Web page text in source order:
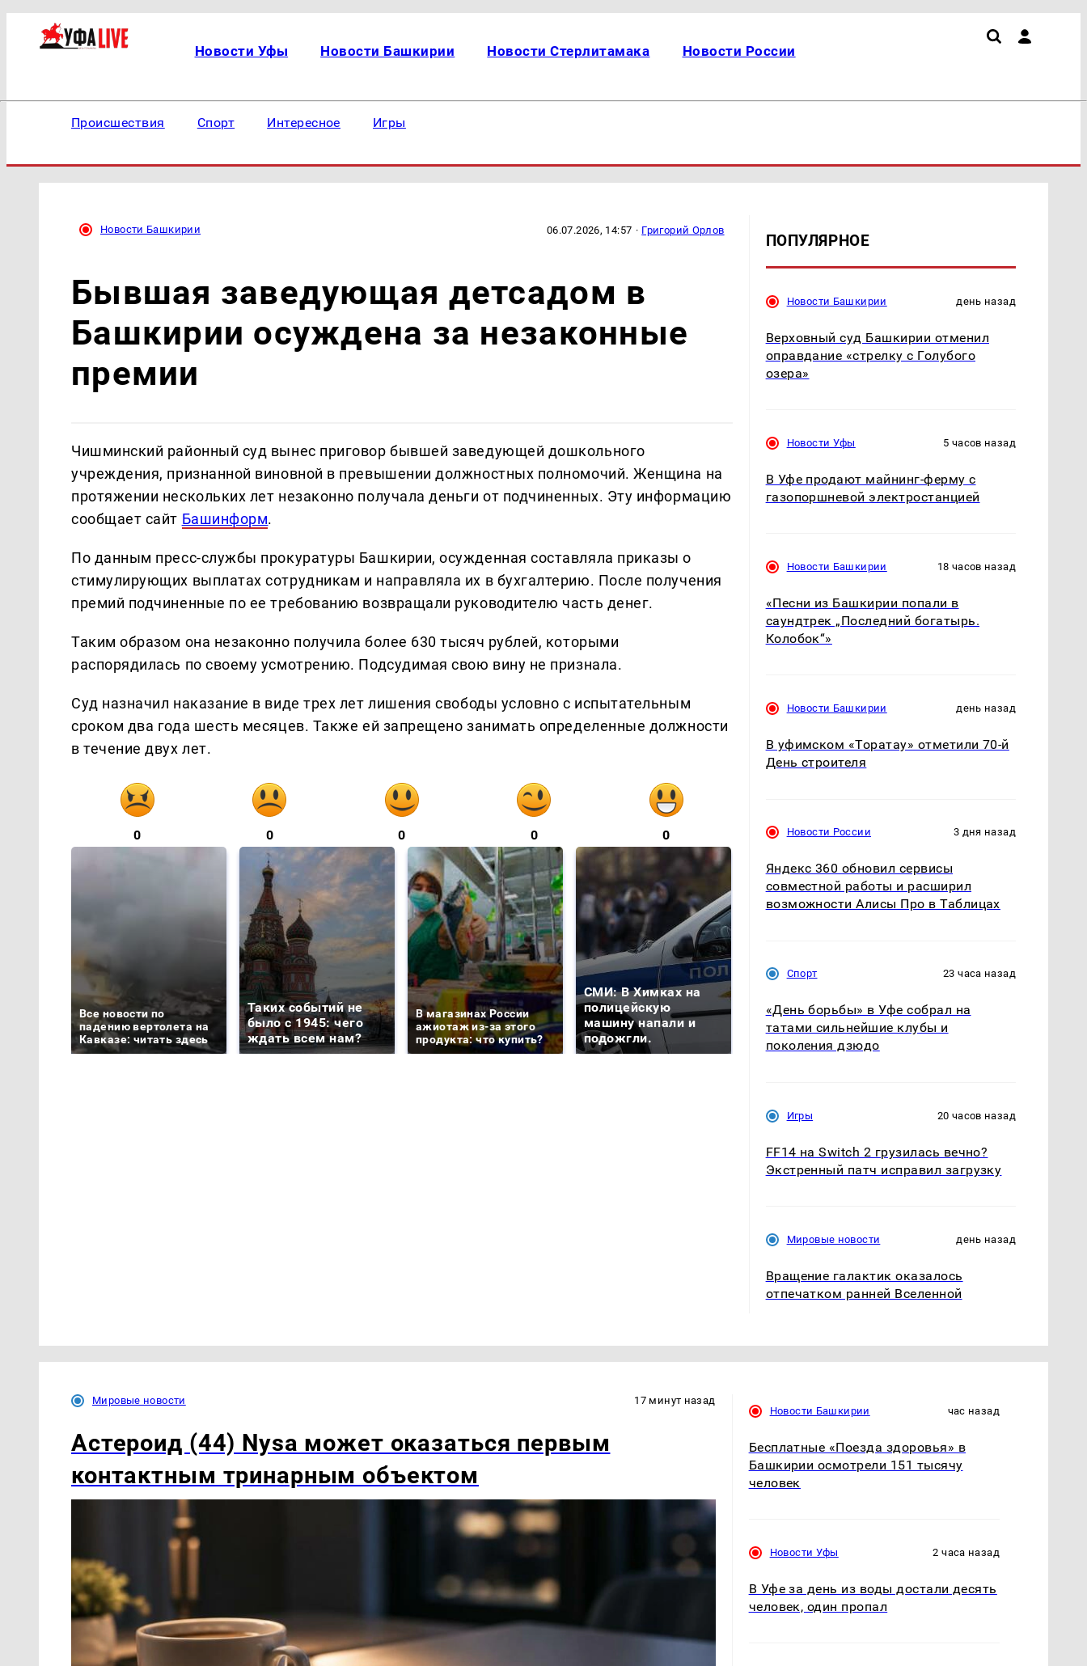
Новости Уфы Новости Башкирии Новости Стерлитамака Новости России
Происшествия Спорт Интересное Игры
Новости Башкирии 06.07.2026, 14:57 · Григорий Орлов
Бывшая заведующая детсадом в
Башкирии осуждена за незаконные
премии
Чишминский районный суд вынес приговор бывшей заведующей дошкольного
учреждения, признанной виновной в превышении должностных полномочий. Женщина на
протяжении нескольких лет незаконно получала деньги от подчиненных. Эту информацию
сообщает сайт Башинформ.
По данным пресс-службы прокуратуры Башкирии, осужденная составляла приказы о
стимулирующих выплатах сотрудникам и направляла их в бухгалтерию. После получения
премий подчиненные по ее требованию возвращали руководителю часть денег.
Таким образом она незаконно получила более 630 тысяч рублей, которыми
распорядилась по своему усмотрению. Подсудимая свою вину не признала.
Суд назначил наказание в виде трех лет лишения свободы условно с испытательным
сроком два года шесть месяцев. Также ей запрещено занимать определенные должности
в течение двух лет.
0 0 0 0 0
Все новости по
падению вертолета на
Кавказе: читать здесь
Таких событий не
было с 1945: чего
ждать всем нам?
В магазинах России
ажиотаж из-за этого
продукта: что купить?
СМИ: В Химках на
полицейскую
машину напали и
подожгли.
Где будет встреча
президентов США и
России: Европа?
Как выглядит место
крушение вертолета на
ПОПУЛЯРНОЕ
Новости Башкирии день назад
Верховный суд Башкирии отменил
оправдание «стрелку с Голубого
озера»
Новости Уфы 5 часов назад
В Уфе продают майнинг-ферму с
газопоршневой электростанцией
Новости Башкирии 18 часов назад
«Песни из Башкирии попали в
саундтрек „Последний богатырь.
Колобок“»
Новости Башкирии день назад
В уфимском «Торатау» отметили 70-й
День строителя
Новости России 3 дня назад
Яндекс 360 обновил сервисы
совместной работы и расширил
возможности Алисы Про в Таблицах
Спорт 23 часа назад
«День борьбы» в Уфе собрал на
татами сильнейшие клубы и
поколения дзюдо
Игры 20 часов назад
FF14 на Switch 2 грузилась вечно?
Экстренный патч исправил загрузку
Мировые новости день назад
Вращение галактик оказалось
отпечатком ранней Вселенной
Мировые новости 17 минут назад
Астероид (44) Nysa может оказаться первым
контактным тринарным объектом
Новости Башкирии час назад
Бесплатные «Поезда здоровья» в
Башкирии осмотрели 151 тысячу
человек
Новости Уфы 2 часа назад
В Уфе за день из воды достали десять
человек, один пропал